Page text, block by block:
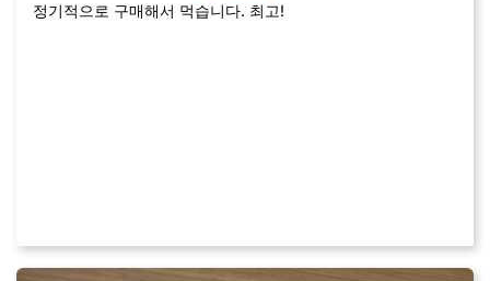
정기적으로 구매해서 먹습니다. 최고!